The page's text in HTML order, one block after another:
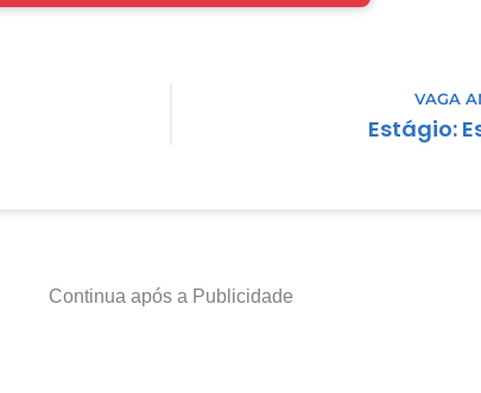
VAGA
Estágio:
Continua após a Publicidade